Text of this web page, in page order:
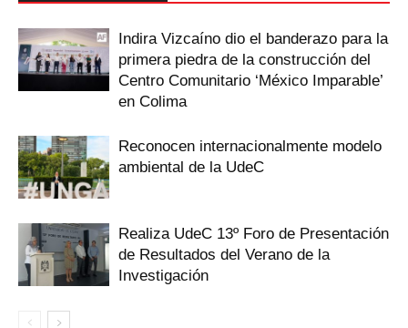
Indira Vizcaíno dio el banderazo para la
primera piedra de la construcción del
Centro Comunitario ‘México Imparable’
en Colima
Reconocen internacionalmente modelo
ambiental de la UdeC
Realiza UdeC 13º Foro de Presentación
de Resultados del Verano de la
Investigación